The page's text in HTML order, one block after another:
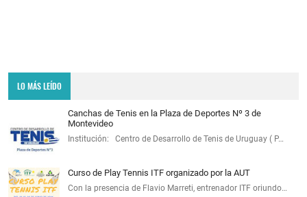
LO MÁS LEÍDO
Canchas de Tenis en la Plaza de Deportes Nº 3 de
Montevideo
Institución: Centro de Desarrollo de Tenis de Uruguay ( P…
Curso de Play Tennis ITF organizado por la AUT
Con la presencia de Flavio Marreti, entrenador ITF oriundo…